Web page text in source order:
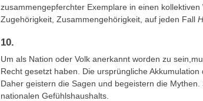
zusammengepferchter Exemplare in einen kollektiven
Zugehörigkeit, Zusammengehörigkeit, auf jeden Fall
10.
Um als Nation oder Volk anerkannt worden zu
Recht gesetzt haben. Die ursprüngliche
Daher geistern die Sagen und begeistern die
nationalen Gefühlshaushalts.